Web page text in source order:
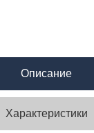
Описание
Характеристики